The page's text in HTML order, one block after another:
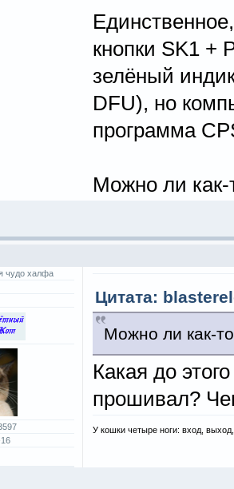
кнопки SK1 +
зелёный
DFU), но
программа
Можно ли как-
чудо халфа
Цитата:
Можно ли как-
Какая до
прошивал?
У кошки четыре ноги: вход,